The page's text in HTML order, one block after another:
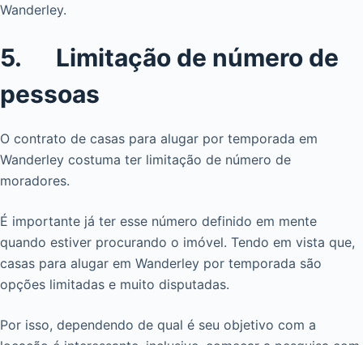
Wanderley.
5. Limitação de número de
pessoas
O contrato de casas para alugar por temporada em
Wanderley costuma ter limitação de número de
moradores.
É importante já ter esse número definido em mente
quando estiver procurando o imóvel. Tendo em vista que,
casas para alugar em Wanderley por temporada são
opções limitadas e muito disputadas.
Por isso, dependendo de qual é seu objetivo com a